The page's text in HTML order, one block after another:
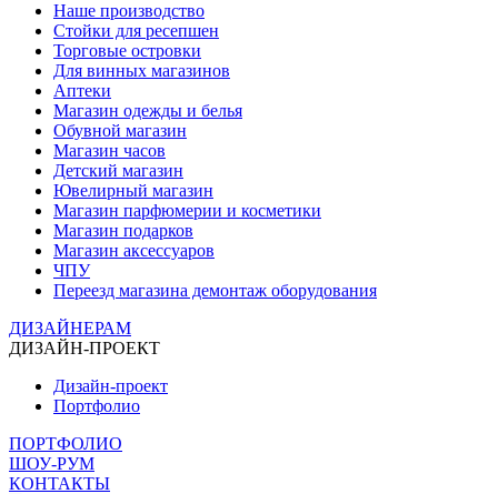
Наше производство
Стойки для ресепшен
Торговые островки
Для винных магазинов
Аптеки
Магазин одежды и белья
Обувной магазин
Магазин часов
Детский магазин
Ювелирный магазин
Магазин парфюмерии и косметики
Магазин подарков
Магазин аксессуаров
ЧПУ
Переезд магазина демонтаж оборудования
ДИЗАЙНЕРАМ
ДИЗАЙН-ПРОЕКТ
Дизайн-проект
Портфолио
ПОРТФОЛИО
ШОУ-РУМ
КОНТАКТЫ